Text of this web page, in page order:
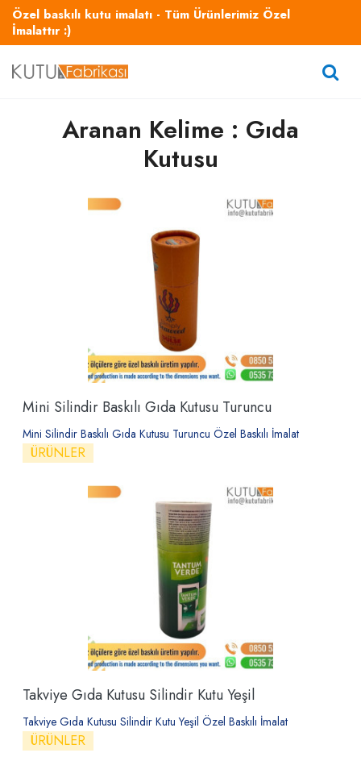
Özel baskılı kutu imalatı - Tüm Ürünlerimiz Özel
İmalattır :)
Aranan Kelime : Gıda
Kutusu
Mini Silindir Baskılı Gıda Kutusu Turuncu
Mini Silindir Baskılı Gıda Kutusu Turuncu Özel Baskılı İmalat
ÜRÜNLER
Takviye Gıda Kutusu Silindir Kutu Yeşil
Takviye Gıda Kutusu Silindir Kutu Yeşil Özel Baskılı İmalat
ÜRÜNLER